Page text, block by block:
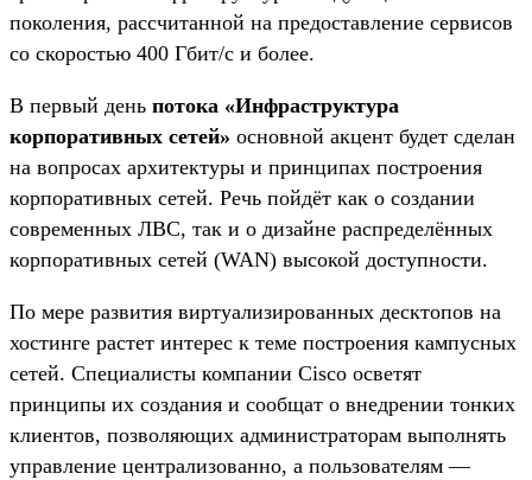
поколения, рассчитанной на предоставление сервисов
со скоростью 400 Гбит/с и более.
В первый день потока «Инфраструктура
корпоративных сетей» основной акцент будет сделан
на вопросах архитектуры и принципах построения
корпоративных сетей. Речь пойдёт как о создании
современных ЛВС, так и о дизайне распределённых
корпоративных сетей (WAN) высокой доступности.
По мере развития виртуализированных десктопов на
хостинге растет интерес к теме построения кампусных
сетей. Специалисты компании Cisco осветят
принципы их создания и сообщат о внедрении тонких
клиентов, позволяющих администраторам выполнять
управление централизованно, а пользователям —